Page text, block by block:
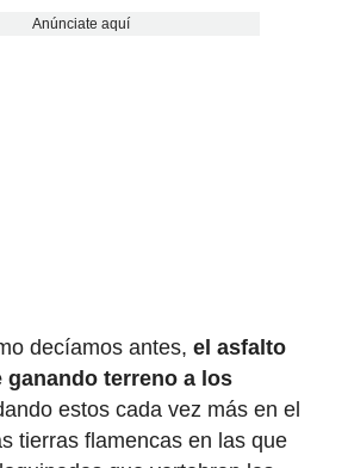
Anúnciate aquí
decíamos antes, el asfalto
ganando terreno a los
estos cada vez más en el
tierras flamencas en las que